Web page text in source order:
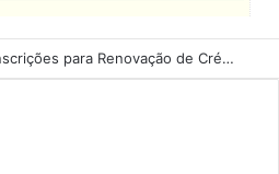
Lucas Ribeiro inspeciona obras da última etapa do Centro de Convenções